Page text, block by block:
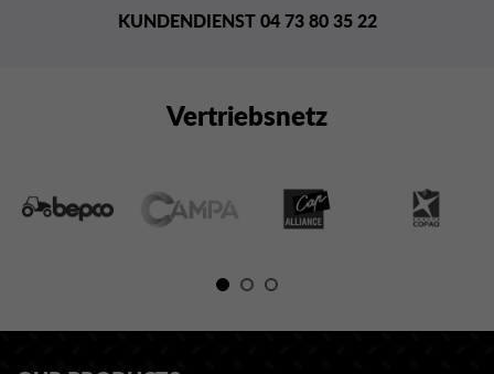
KUNDENDIENST 04 73 80 35 22
Vertriebsnetz